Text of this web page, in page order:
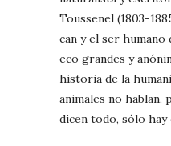
Toussenel (1803-
can y el ser humano
eco grandes y
historia de la
animales no hablan,
dicen todo, sólo